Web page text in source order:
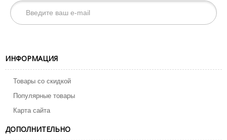
ИНФОРМАЦИЯ
Товары со скидкой
Популярные товары
Карта сайта
ДОПОЛНИТЕЛЬНО